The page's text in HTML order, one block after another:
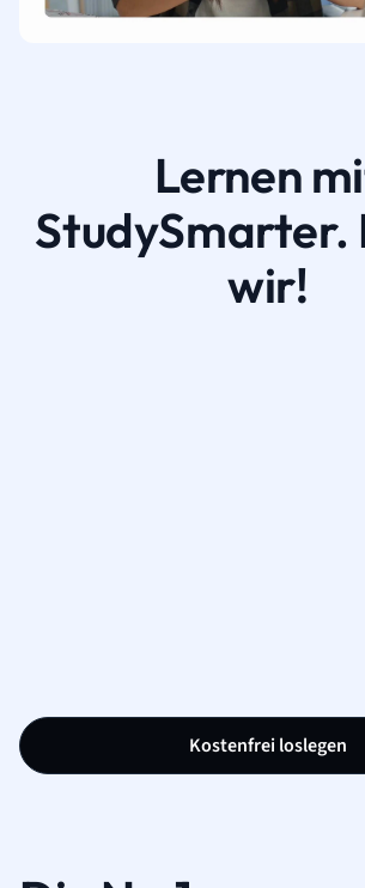
Lernen
StudySmarter.
wir!
Kostenfrei loslegen